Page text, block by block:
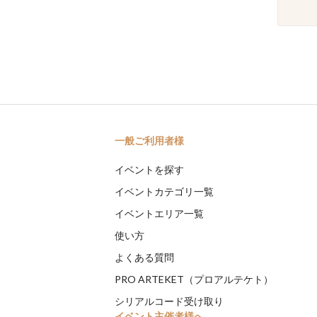
一般ご利用者様
イベントを探す
イベントカテゴリ一覧
イベントエリア一覧
使い方
よくある質問
PRO ARTEKET（プロアルテケト）
シリアルコード受け取り